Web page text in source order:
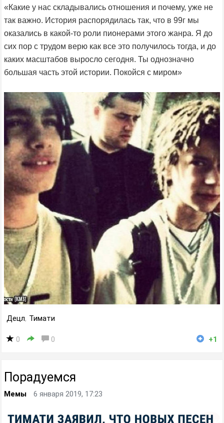
«Какие у нас складывались отношения и почему, уже не
так важно. История распорядилась так, что в 99г мы
оказались в какой-то роли пионерами этого жанра. Я до
сих пор с трудом верю как все это получилось тогда, и до
каких масштабов выросло сегодня. Ты однозначно
большая часть этой истории. Покойся с миром»
Децл, Тимати
0 0 +1
Порадуемся
Мемы 6 января 2019, 17:23